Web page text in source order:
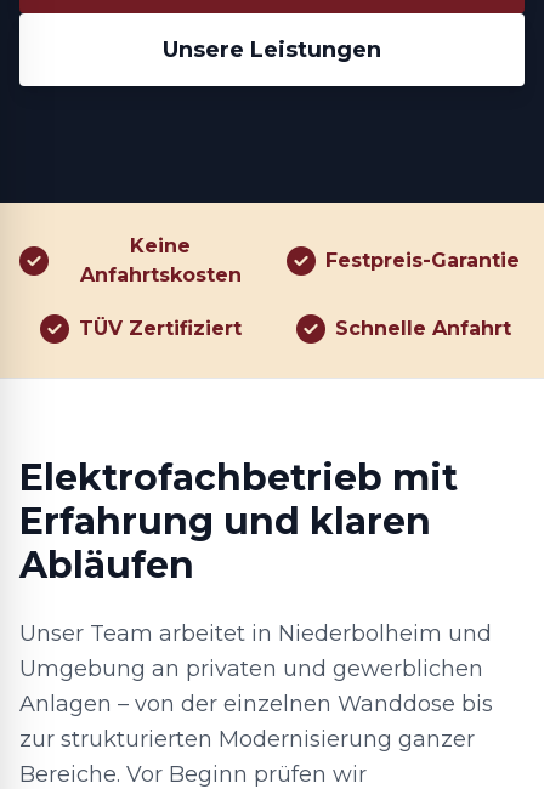
Unsere Leistungen
Keine
Anfahrtskosten
Festpreis-Garantie
TÜV Zertifiziert Schnelle Anfahrt
Elektrofachbetrieb mit
Erfahrung und klaren
Abläufen
Unser Team arbeitet in Niederbolheim und
Umgebung an privaten und gewerblichen
Anlagen – von der einzelnen Wanddose bis
zur strukturierten Modernisierung ganzer
Bereiche. Vor Beginn prüfen wir